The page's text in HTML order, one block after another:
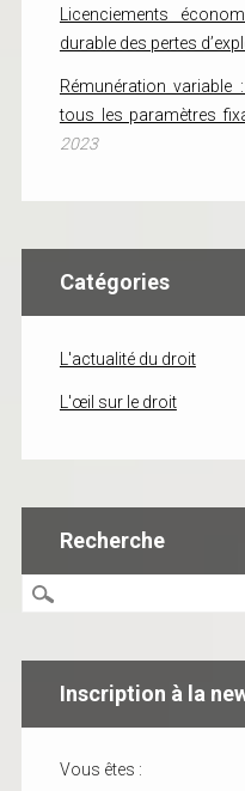
Licenciements
durable des pertes
Rémunération
tous les paramètres
2023
Catégories
L'actualité du droit
L'œil sur le droit
Recherche
Inscription à la
Vous êtes :